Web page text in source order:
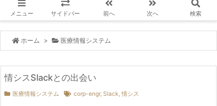
メニュー サイドバー 前へ 次へ 検索
ホーム > 医療情報システム
情シスSlackとの出会い
医療情報システム corp-engr, Slack, 情シス